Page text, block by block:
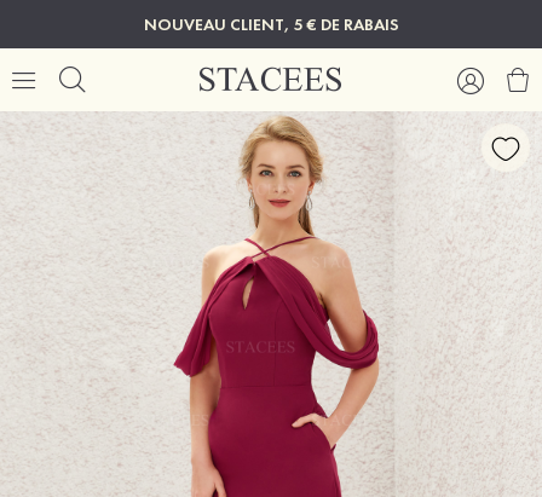
NOUVEAU CLIENT, 5 € DE RABAIS